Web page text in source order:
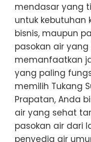
mendasar yang
untuk kebutuhan
bisnis, maupun
pasokan air
memanfaatkan
yang paling
memilih Tukang
Prapatan, Anda
air yang sehat
pasokan air dari
penyedia air